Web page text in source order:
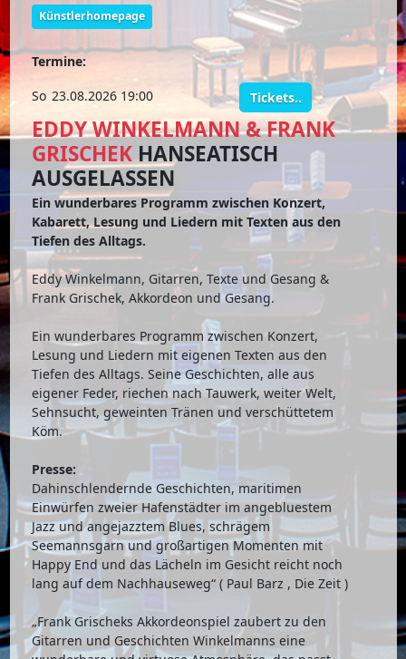
Künstlerhomepage
Termine:
So 23.08.2026 19:00 Tickets..
EDDY WINKELMANN & FRANK
GRISCHEK HANSEATISCH
AUSGELASSEN
Ein wunderbares Programm zwischen Konzert,
Kabarett, Lesung und Liedern mit Texten aus den
Tiefen des Alltags.
Eddy Winkelmann, Gitarren, Texte und Gesang &
Frank Grischek, Akkordeon und Gesang.
Ein wunderbares Programm zwischen Konzert,
Lesung und Liedern mit eigenen Texten aus den
Tiefen des Alltags. Seine Geschichten, alle aus
eigener Feder, riechen nach Tauwerk, weiter Welt,
Sehnsucht, geweinten Tränen und verschüttetem
Köm.
Presse:
Dahinschlendernde Geschichten, maritimen
Einwürfen zweier Hafenstädter im angebluestem
Jazz und angejazztem Blues, schrägem
Seemannsgarn und großartigen Momenten mit
Happy End und das Lächeln im Gesicht reicht noch
lang auf dem Nachhauseweg“ ( Paul Barz , Die Zeit )
„Frank Grischeks Akkordeonspiel zaubert zu den
Gitarren und Geschichten Winkelmanns eine